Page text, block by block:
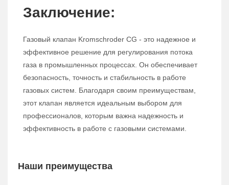
Заключение:
Газовый клапан Kromschroder CG - это надежное и
эффективное решение для регулирования потока
газа в промышленных процессах. Он обеспечивает
безопасность, точность и стабильность в работе
газовых систем. Благодаря своим преимуществам,
этот клапан является идеальным выбором для
профессионалов, которым важна надежность и
эффективность в работе с газовыми системами.
Наши преимущества